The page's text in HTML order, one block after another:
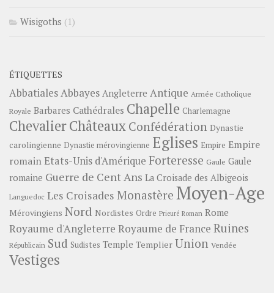
Wisigoths (1)
ÉTIQUETTES
AbbatialesAbbayes Angleterre Antique Armée Catholique
Royale Barbares Cathédrales Chapelle Charlemagne
ChevalierChâteauxConfédération Dynastie
carolingienne Dynastie mérovingienne Eglises Empire Empire
romainEtats-Unis d'Amérique Forteresse Gaule Gaule
romaine Guerre de Cent Ans La Croisade des Albigeois
Languedoc Les Croisades Monastère Moyen-Age
Mérovingiens Nord Nordistes Ordre Prieuré Roman Rome
Royaume d'Angleterre Royaume de France Ruines
Républicain Sud Sudistes Temple Templier Union Vendée
Vestiges